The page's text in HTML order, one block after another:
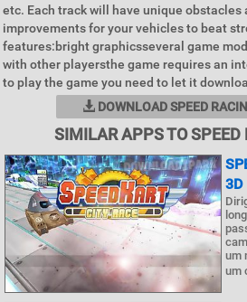
etc. Each track will have unique
improvements for your vehicles to beat
features:bright graphicsseveral game
with other playersthe game requires an
to play the game you need to let it
DOWNLOAD SPEED
SIMILAR APPS TO SPEED
3D
um
um